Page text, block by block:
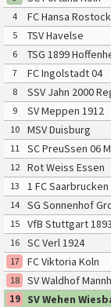
4
FC Hansa Rostock
5
TSV Havelse
6
TSG 1899
7
FC Ingolstadt 04
8
SSV Jahn 2000
9
SV Meppen 1912
10
MSV Duisburg
11
SC PreuSsen 06
12
Rot Weiss Essen
13
1 FC Saarbrucken
14
SG Sonnenhof
15
VfB Stuttgart
16
SC Verl 1924
17
FC Viktoria Koln
18
SV Waldhof
19
SV Wehen